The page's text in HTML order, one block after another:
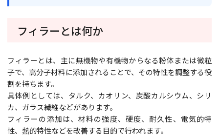
フィラーとは何か
フィラーとは、主に無機物や有機物からなる粉体または微粒
子で、高分子材料に添加されることで、その特性を調整する役
割を持ちます。
具体例としては、タルク、カオリン、炭酸カルシウム、シリ
カ、ガラス繊維などがあります。
フィラーの添加は、材料の強度、硬度、耐久性、電気的特
性、熱的特性などを改善する目的で行われます。